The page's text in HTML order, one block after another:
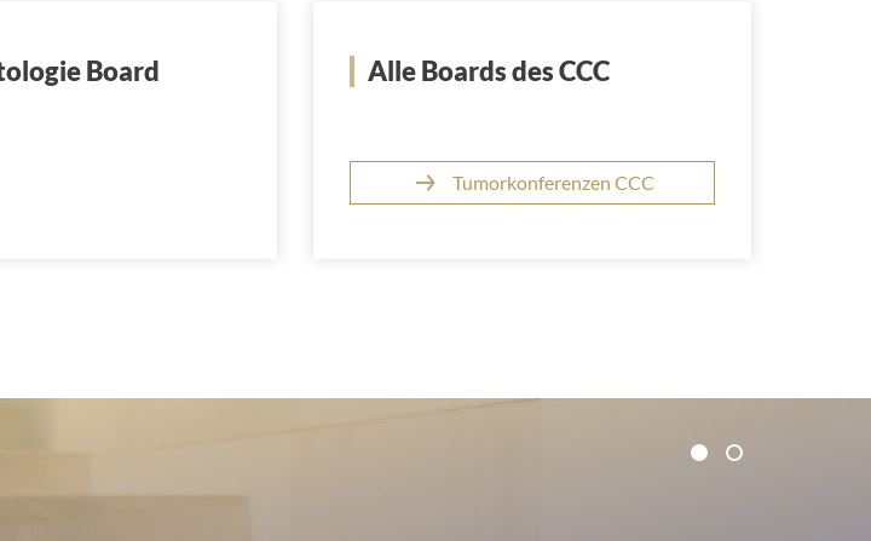
Board Alle Boards des CCC
Tumorkonferenzen CCC
1 2